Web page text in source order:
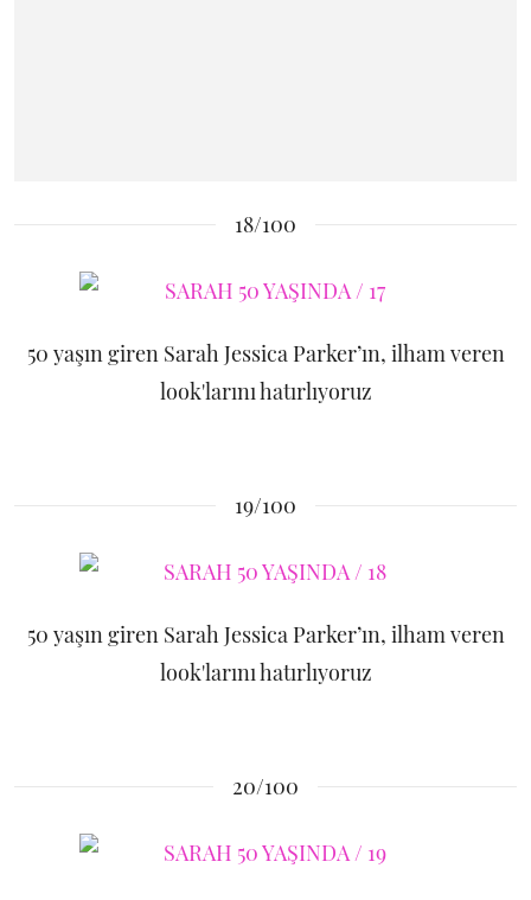
18/100
50 yaşın giren Sarah Jessica Parker’ın, ilham veren
look'larını hatırlıyoruz
19/100
50 yaşın giren Sarah Jessica Parker’ın, ilham veren
look'larını hatırlıyoruz
20/100